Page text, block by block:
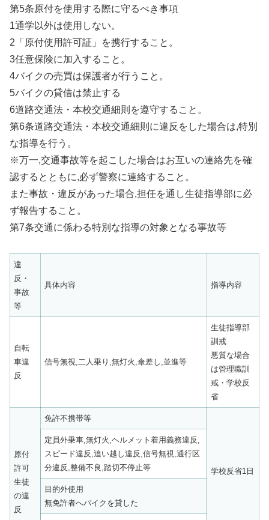
第5条原付を使用する際に守るべき事項
1通学以外は使用しない。
2「原付使用許可証」を携行すること。
3任意保険に加入すること。
4バイクの売買は保護者が行うこと。
5バイクの貸借は禁止する
6道路交通法・本校交通細則を遵守すること。
第6条道路交通法・本校交通細則に違反をした場合は,特別
な指導を行う。
※万一,交通事故等を起こした場合はお互いの連絡先を確
認するとともに,必ず警察に連絡すること。
また事故・違反があった場合,担任を通し生徒指導部に必
ず報告すること。
第7条交通に係わる特別な指導の対象となる事故等
違
反・
事故
等
具体内容 指導内容
自転
車違
反
信号無視,二人乗り,無灯火,傘差し,並進等
生徒指導部
訓戒
悪質な場合
は管理職訓
戒・学校反
省
原付
許可
生徒
の違
反
免許不携帯等
学校反省1日
定員外乗車,無灯火,ヘルメット着用義務違反,
スピード違反,追い越し違反,信号無視,通行区
分違反,整備不良,踏切不停止等
目的外使用
無免許者へバイクを貸した